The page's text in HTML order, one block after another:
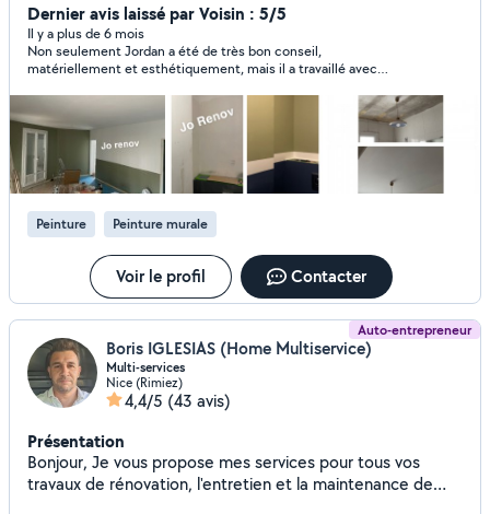
tollens, seigneurie ect... Tarif défiant toute concurrence
pour un travail de qualité garantie. Je reste à votre entière
disposition n'hésitez pas me contacter. Cordialement.
Dernier avis laissé par Voisin : 5/5
Il y a plus de 6 mois
Non seulement Jordan a été de très bon conseil,
matériellement et esthétiquement, mais il a travaillé avec
appel à lui
Peinture Peinture murale
Voir le profil Contacter
Auto-entrepreneur
Boris IGLESIAS (Home Multiservice)
Multi-services
Nice (Rimiez)
4,4/5 (43 avis)
Présentation
Bonjour, Je vous propose mes services pour tous vos
travaux de rénovation, l'entretien et la maintenance de